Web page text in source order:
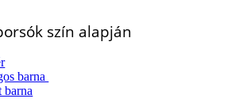
szín alapján
barna
barna